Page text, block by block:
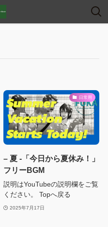
日常用
– 夏 -「今日から夏休み！」
フリーBGM
説明はYouTubeの説明欄をご覧
ください。 Topへ戻る
2025年7月17日